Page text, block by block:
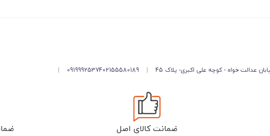
عدالت خواه - کوچه علی اکبری- پلاک 45 |
02155580189
09199925374
|
ضمانت کالای اصل